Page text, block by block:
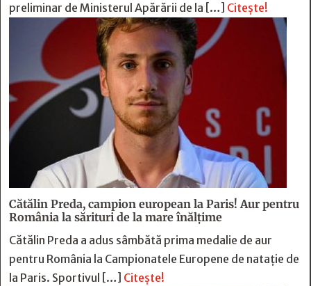
preliminar de Ministerul Apărării de la […] Citește!
Cătălin Preda, campion european la Paris! Aur pentru
România la sărituri de la mare înălțime
Cătălin Preda a adus sâmbătă prima medalie de aur
pentru România la Campionatele Europene de natație de
la Paris. Sportivul […] Citește!